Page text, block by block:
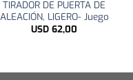
TIRADOR DE PUERTA DE
ALEACIÓN, LIGERO- Juego
USD 62,00